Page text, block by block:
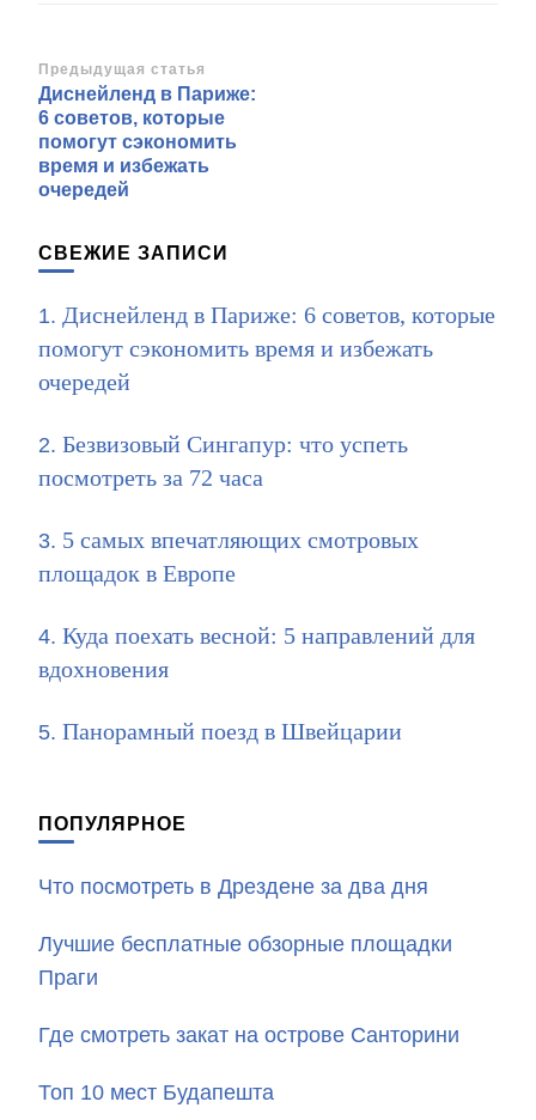
Навигация
по
записям
Предыдущая статья
Диснейленд в Париже:
6 советов, которые
помогут сэкономить
время и избежать
очередей
СВЕЖИЕ ЗАПИСИ
Диснейленд в Париже: 6 советов, которые
помогут сэкономить время и избежать
очередей
Безвизовый Сингапур: что успеть
посмотреть за 72 часа
5 самых впечатляющих смотровых
площадок в Европе
Куда поехать весной: 5 направлений для
вдохновения
Панорамный поезд в Швейцарии
ПОПУЛЯРНОЕ
Что посмотреть в Дрездене за два дня
Лучшие бесплатные обзорные площадки
Праги
Где смотреть закат на острове Санторини
Топ 10 мест Будапешта